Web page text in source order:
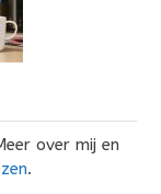
over mij en
.